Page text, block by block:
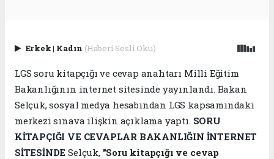
Erkek| Kadın (Haberi Sesli Oku)
LGS soru kitapçığı ve cevap anahtarı Milli Eğitim
Bakanlığının internet sitesinde yayınlandı. Bakan
Selçuk, sosyal medya hesabından LGS kapsamındaki
merkezi sınava ilişkin açıklama yaptı. SORU
KİTAPÇIĞI VE CEVAPLAR BAKANLIĞIN İNTERNET
SİTESİNDE Selçuk, "Soru kitapçığı ve cevap